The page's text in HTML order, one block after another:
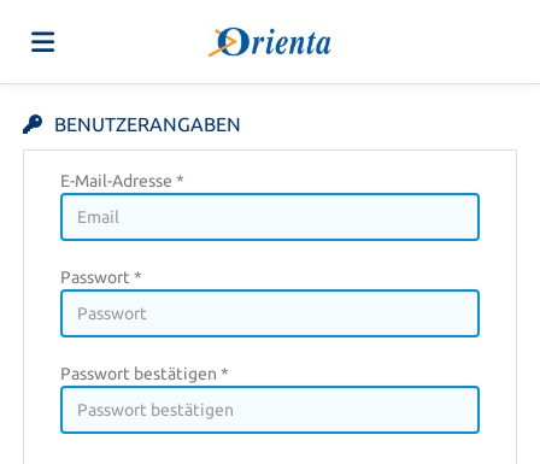
Home
Stellen
Lebenslauf
hochladen
Anmelden
BENUTZERANGABEN
E-Mail-Adresse *
Passwort *
Passwort bestätigen *